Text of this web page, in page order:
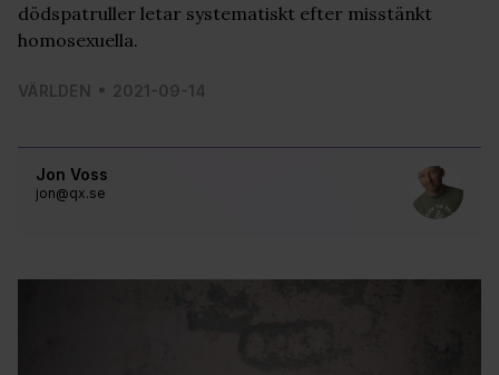
Jon Voss
jon@qx.se
dödspatruller letar systematiskt efter misstänkt
homosexuella.
VÄRLDEN 2021-09-14